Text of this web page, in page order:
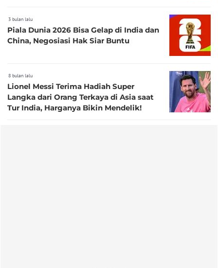
3 bulan lalu
Piala Dunia 2026 Bisa Gelap di India dan
China, Negosiasi Hak Siar Buntu
8 bulan lalu
Lionel Messi Terima Hadiah Super
Langka dari Orang Terkaya di Asia saat
Tur India, Harganya Bikin Mendelik!